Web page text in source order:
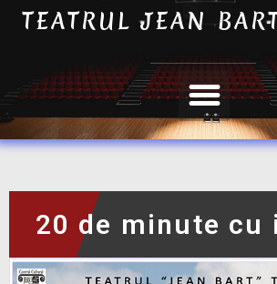
TEATRUL JEAN
20 de minute cu